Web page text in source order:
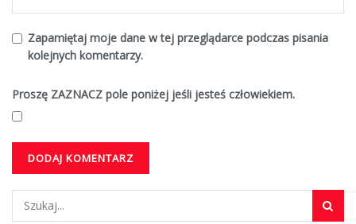
Zapamiętaj moje dane w tej przeglądarce podczas pisania
kolejnych komentarzy.
Proszę ZAZNACZ pole poniżej jeśli jesteś człowiekiem.